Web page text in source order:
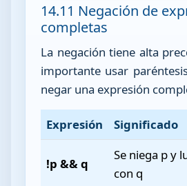
14.11 Negación de
completas
La negación tiene alta
importante usar
negar una expresión
Expresión Significado
!p && q
Se niega p y
con q